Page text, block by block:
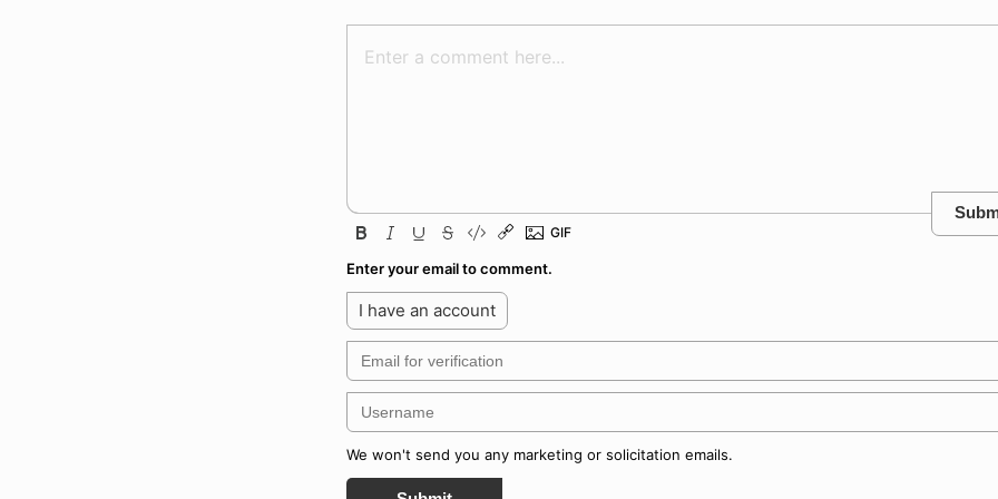
Enter your email to comment.
I have an account
We won't send you any marketing or solicitation emails.